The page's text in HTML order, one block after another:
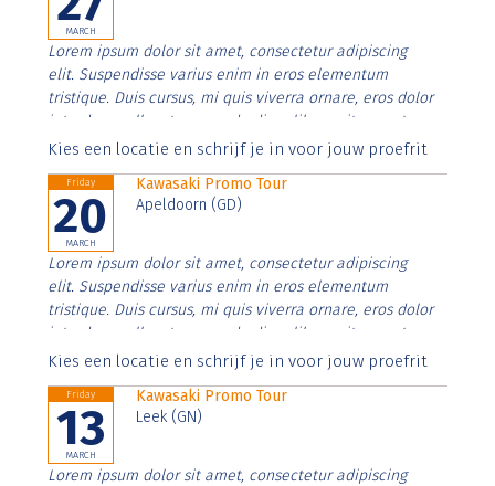
MARCH
Lorem ipsum dolor sit amet, consectetur adipiscing
elit. Suspendisse varius enim in eros elementum
tristique. Duis cursus, mi quis viverra ornare, eros dolor
interdum nulla, ut commodo diam libero vitae erat.
Aenean faucibus nibh et justo cursus id rutrum lorem
Kies een locatie en schrijf je in voor jouw proefrit
Friday
20
MARCH
Kawasaki Promo Tour
Apeldoorn (GD)
Lorem ipsum dolor sit amet, consectetur adipiscing
elit. Suspendisse varius enim in eros elementum
tristique. Duis cursus, mi quis viverra ornare, eros dolor
interdum nulla, ut commodo diam libero vitae erat.
Aenean faucibus nibh et justo cursus id rutrum lorem
Kies een locatie en schrijf je in voor jouw proefrit
Friday
13
MARCH
Kawasaki Promo Tour
Leek (GN)
Lorem ipsum dolor sit amet, consectetur adipiscing